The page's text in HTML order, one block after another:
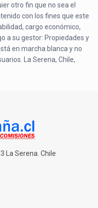
otro fin que no sea el
con los fines que este
cargo económico,
a su gestor: Propiedades y
en marcha blanca y no
La Serena, Chile,
La Serena. Chile